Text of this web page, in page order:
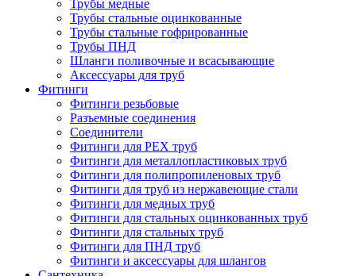
Трубы медные
Трубы стальные оцинкованные
Трубы стальные гофрированные
Трубы ПНД
Шланги поливочные и всасывающие
Аксессуары для труб
Фитинги
Фитинги резьбовые
Разъемные соединения
Соединители
Фитинги для PEX труб
Фитинги для металлопластиковых труб
Фитинги для полипропиленовых труб
Фитинги для труб из нержавеющие стали
Фитинги для медных труб
Фитинги для стальных оцинкованных труб
Фитинги для стальных труб
Фитинги для ПНД труб
Фитинги и аксессуары для шлангов